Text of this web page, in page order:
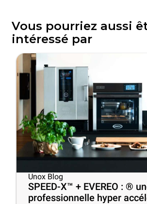
Vous pourriez aussi
intéressé par
Unox Blog
SPEED-X™ + EVEREO : ®
professionnelle hyper